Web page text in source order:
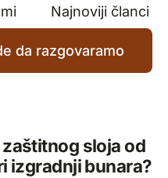
Najnoviji članci
da razgovaramo
sloja od
izgradnji bunara?